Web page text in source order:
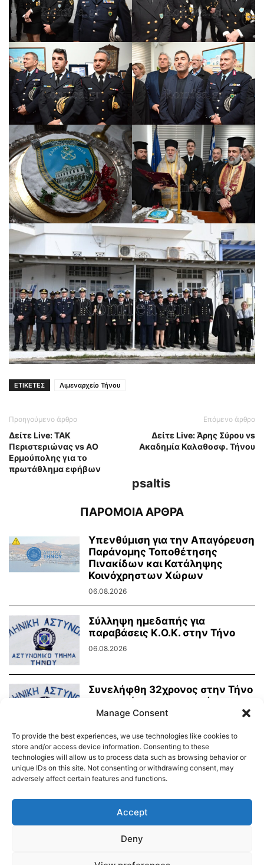
ΕΤΙΚΕΤΕΣ Λιμεναρχείο Τήνου
Προηγούμενο άρθρο
Δείτε Live: ΤΑΚ
Περιστεριώνας vs ΑΟ
Ερμούπολης για το
πρωτάθλημα εφήβων
Επόμενο άρθρο
Δείτε Live: Άρης Σύρου vs
Ακαδημία Καλαθοσφ. Τήνου
psaltis
ΠΑΡΟΜΟΙΑ ΑΡΘΡΑ
Υπενθύμιση για την Απαγόρευση
Παράνομης Τοποθέτησης
Πινακίδων και Κατάληψης
Κοινόχρηστων Χώρων
06.08.2026
Σύλληψη ημεδαπής για
παραβάσεις Κ.Ο.Κ. στην Τήνο
06.08.2026
Συνελήφθη 32χρονος στην Τήνο
για ηχορύπανση σε κατάστημα
υγειονομικού ενδιαφέροντος
Δημοτικό Λιμενικό Ταμείο Τήνου – Άνδρου
© 2026
Manage Consent
To provide the best experiences, we use technologies like cookies to
store and/or access device information. Consenting to these
technologies will allow us to process data such as browsing behavior or
unique IDs on this site. Not consenting or withdrawing consent, may
adversely affect certain features and functions.
Accept
Deny